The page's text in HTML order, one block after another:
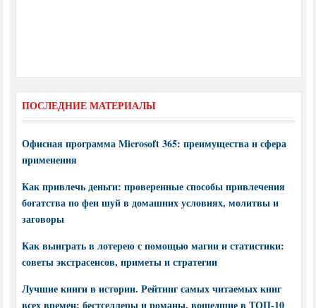
ПОСЛЕДНИЕ МАТЕРИАЛЫ
Офисная программа Microsoft 365: преимущества и сфера
применения
Как привлечь деньги: проверенные способы привлечения
богатства по фен шуй в домашних условиях, молитвы и
заговоры
Как выиграть в лотерею с помощью магии и статистики:
советы экстрасенсов, приметы и стратегии
Лучшие книги в истории. Рейтинг самых читаемых книг
всех времен: бестселлеры и романы, вошедшие в ТОП-10